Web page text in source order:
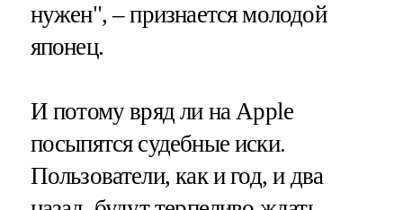
нужен", – признается молодой
японец.
И потому вряд ли на Apple
посыпятся судебные иски.
Пользователи, как и год, и два